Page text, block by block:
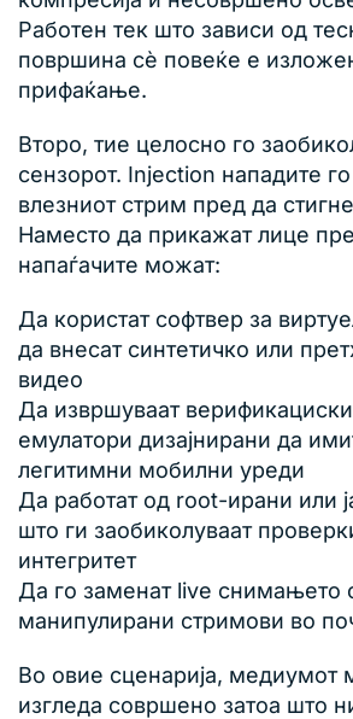
Работен тек што зависи од
површина сè повеќе е
прифаќање.
Второ, тие целосно го
сензорот. Injection нападите
влезниот стрим пред да
Наместо да прикажат лице
напаѓачите можат:
Да користат софтвер за
да внесат синтетичко или
видео
Да извршуваат
емулатори дизајнирани да
легитимни мобилни уреди
Да работат од root-ирани или
што ги заобиколуваат
интегритет
Да го заменат live снимањето
манипулирани стримови во
Во овие сценарија, медиумот
изгледа совршено затоа што